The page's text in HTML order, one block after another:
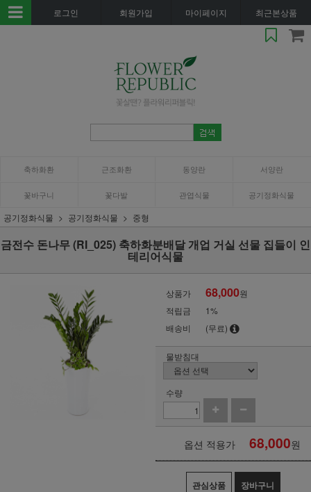
로그인 회원가입 마이페이지 최근본상품
축하화환 근조화환 동양란 서양란
꽃바구니 꽃다발 관엽식물 공기정화식물
공기정화식물 공기정화식물 중형
금전수 돈나무 (RI_025) 축하화분배달 개업 거실 선물 집들이 인
테리어식물
상품가 68,000원
적립금
1%
배송비
(무료)
물받침대
수량
옵션 적용가 68,000원
관심상품 장바구니